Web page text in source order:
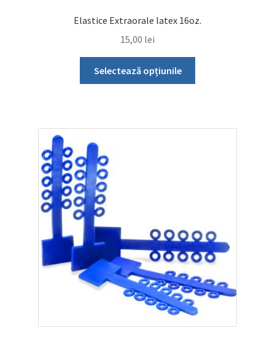
Elastice Extraorale latex 16oz.
15,00 lei
Selectează opțiunile
pagina
produsului.